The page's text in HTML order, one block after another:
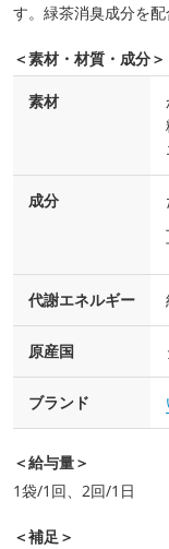
す。緑茶消臭成分を配
＜素材・材質・成分＞
素材
成分
代謝エネルギー
原産国
ブランド
＜給与量＞
1袋/1回、2回/1日
＜補足＞